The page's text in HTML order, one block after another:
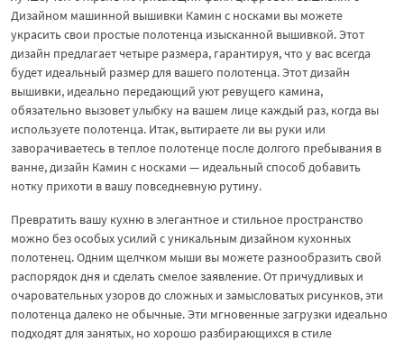
Дизайном машинной вышивки Камин с носками вы можете
украсить свои простые полотенца изысканной вышивкой. Этот
дизайн предлагает четыре размера, гарантируя, что у вас всегда
будет идеальный размер для вашего полотенца. Этот дизайн
вышивки, идеально передающий уют ревущего камина,
обязательно вызовет улыбку на вашем лице каждый раз, когда вы
используете полотенца. Итак, вытираете ли вы руки или
заворачиваетесь в теплое полотенце после долгого пребывания в
ванне, дизайн Камин с носками — идеальный способ добавить
нотку прихоти в вашу повседневную рутину.
Превратить вашу кухню в элегантное и стильное пространство
можно без особых усилий с уникальным дизайном кухонных
полотенец. Одним щелчком мыши вы можете разнообразить свой
распорядок дня и сделать смелое заявление. От причудливых и
очаровательных узоров до сложных и замысловатых рисунков, эти
полотенца далеко не обычные. Эти мгновенные загрузки идеально
подходят для занятых, но хорошо разбирающихся в стиле